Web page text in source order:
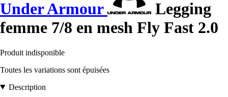
Under Armour
Legging
femme 7/8 en mesh Fly Fast 2.0
Produit indisponible
Toutes les variations sont épuisées
Description